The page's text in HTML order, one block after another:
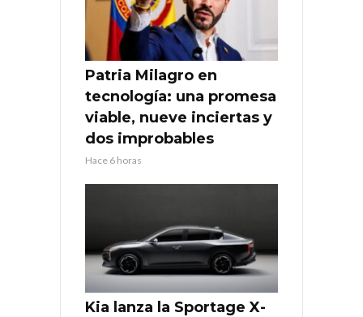
Patria Milagro en
tecnología: una promesa
viable, nueve inciertas y
dos improbables
Hace 6 horas
Kia lanza la Sportage X-